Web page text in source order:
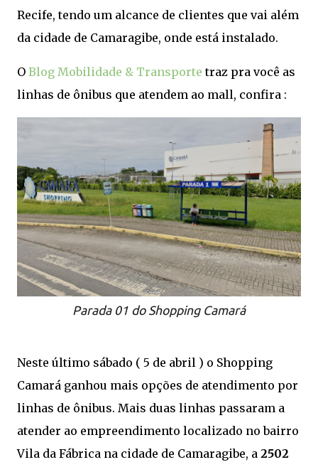
Recife, tendo um alcance de clientes que vai além
da cidade de Camaragibe, onde está instalado.
O Blog Mobilidade & Transporte traz pra você as
linhas de ônibus que atendem ao mall, confira :
Parada 01 do Shopping Camará
Neste último sábado ( 5 de abril ) o Shopping
Camará ganhou mais opções de atendimento por
linhas de ônibus. Mais duas linhas passaram a
atender ao empreendimento localizado no bairro
Vila da Fábrica na cidade de Camaragibe, a 2502